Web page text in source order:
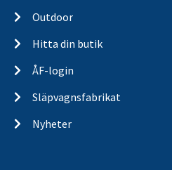
Outdoor
Hitta din butik
ÅF-login
Släpvagnsfabrikat
Nyheter